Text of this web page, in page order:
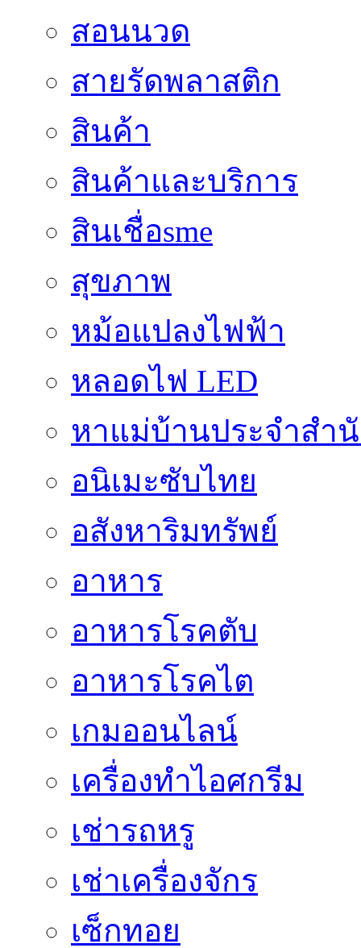
สอนนวด
สายรัดพลาสติก
สินค้า
สินค้าและบริการ
สินเชื่อsme
สุขภาพ
หม้อแปลงไฟฟ้า
หลอดไฟ LED
หาแม่บ้านประจำสำ
อนิเมะซับไทย
อสังหาริมทรัพย์
อาหาร
อาหารโรคตับ
อาหารโรคไต
เกมออนไลน์
เครื่องทำไอศกรีม
เช่ารถหรู
เช่าเครื่องจักร
เซ็กทอย